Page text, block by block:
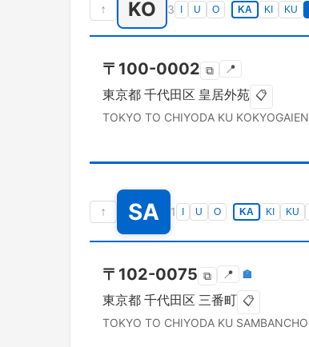
↑ KO 3 U O KA KI KU
〒 100-0002 ⧉ 📍
東京都 千代田区 皇居外苑 📋
TOKYO TO CHIYODA KU KOKYOGAIEN
↑ SA 1 U O KA KI KU
〒 102-0075 ⧉ 📍 🏣
東京都 千代田区 三番町 📋
TOKYO TO CHIYODA KU SAMBANCHO